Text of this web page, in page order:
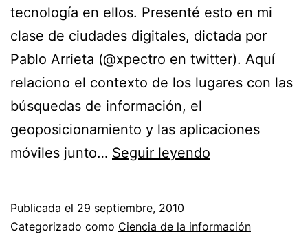
tecnología en ellos. Presenté esto en mi
clase de ciudades digitales, dictada por
Pablo Arrieta (@xpectro en twitter). Aquí
relaciono el contexto de los lugares con las
búsquedas de información, el
geoposicionamiento y las aplicaciones
móviles junto… Seguir leyendo
Publicada el 29 septiembre, 2010
Categorizado como Ciencia de la información